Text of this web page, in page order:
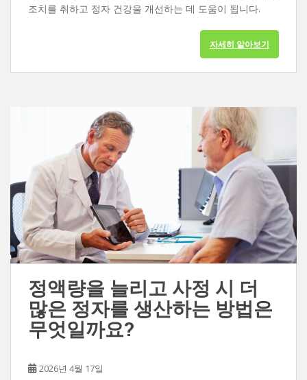
조치를 취하고 정자 건강을 개선하는 데 도움이 됩니다.
자세히 알아보기
정액량을 늘리고 사정 시 더
많은 정자를 생산하는 방법은
무엇일까요?
2026년 4월 17일